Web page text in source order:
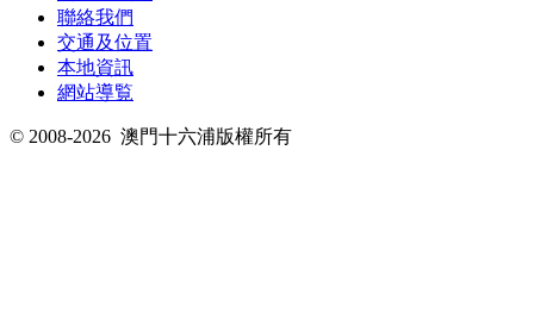
聯絡我們
交通及位置
本地資訊
網站導覧
© 2008-2026 澳門十六浦版權所有